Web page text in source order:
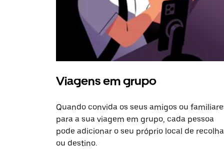
Viagens em grupo
Quando convida os seus amigos ou
para a sua viagem em grupo, cada pessoa
pode adicionar o seu próprio local de recolha
ou destino.